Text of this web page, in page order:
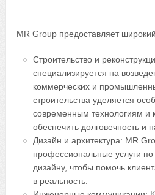
MR Group предоставляет
Строительство и
специализируется на
коммерческих и
строительства уделяется
современным технологиям и
обеспечить долговечность и
Дизайн и архитектура: MR
профессиональные услуги
дизайну, чтобы помочь
в реальность.